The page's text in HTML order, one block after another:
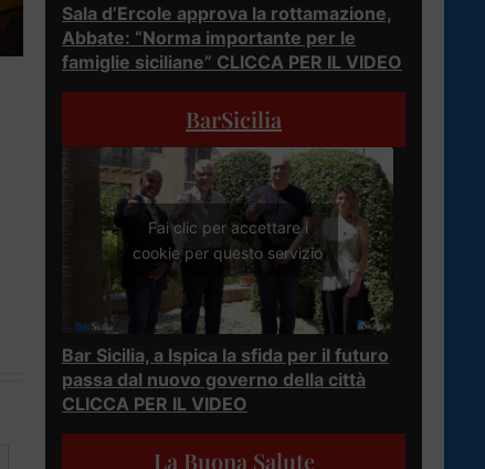
Sala d’Ercole approva la rottamazione,
Abbate: “Norma importante per le
famiglie siciliane” CLICCA PER IL VIDEO
BarSicilia
Fai clic per accettare i
cookie per questo servizio
Bar Sicilia, a Ispica la sfida per il futuro
passa dal nuovo governo della città
CLICCA PER IL VIDEO
La Buona Salute